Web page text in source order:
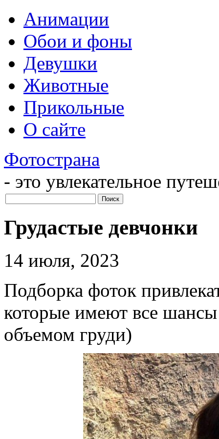
Анимации
Обои и фоны
Девушки
Животные
Прикольные
О сайте
Фотострана
- это увлекательное
Грудастые девчонки
14 июля, 2023
Подборка фоток
которые имеют все
объемом груди)